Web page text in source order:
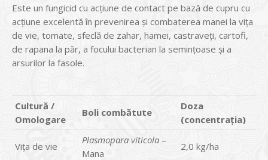
Este un fungicid cu acţiune de contact pe bază de cupru cu
acţiune excelentă în prevenirea şi combaterea manei la viţa
de vie, tomate, sfeclă de zahar, hamei, castraveţi, cartofi,
de rapana la păr, a focului bacterian la seminţoase şi a
arsurilor la fasole.
Cultură /
Omologare
Boli combătute
Doza
(concentraţia)
Viţa de vie
Plasmopara viticola –
Mana
2,0 kg/ha